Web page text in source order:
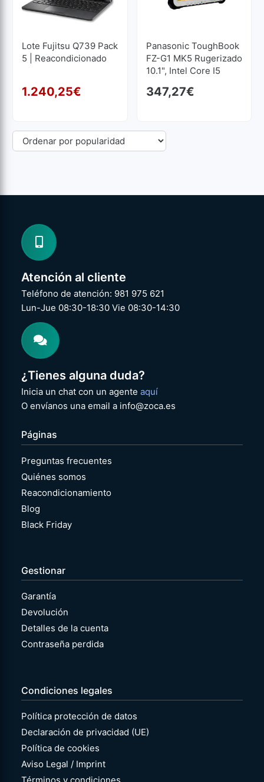
Lote Fujitsu Q739 Pack
5 | Reacondicionado
El precio original era:
1.240,25€
El precio actual es:
Panasonic ToughBook
FZ-G1 MK5 Rugerizado
10.1", Intel Core I5
256 GB SSD M2
347,27€
Atención al cliente
Teléfono de atención: 981 975 621
Lun-Jue 08:30-18:30 Vie 08:30-14:30
¿Tienes alguna duda?
Inicia un chat con un agenteaquí
O envíanos una email a info@zoca.es
Páginas
Preguntas frecuentes
Quiénes somos
Reacondicionamiento
Blog
Black Friday
Gestionar
Garantía
Devolución
Detalles de la cuenta
Contraseña perdida
Condiciones legales
Política protección de datos
Declaración de privacidad (UE)
Política de cookies
Aviso Legal / Imprint